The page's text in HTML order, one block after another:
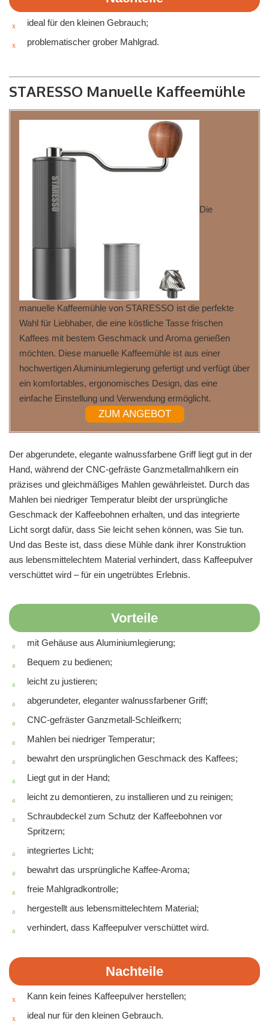
ideal für den kleinen Gebrauch;
problematischer grober Mahlgrad.
STARESSO Manuelle Kaffeemühle
Die
manuelle Kaffeemühle von STARESSO ist die perfekte
Wahl für Liebhaber, die eine köstliche Tasse frischen
Kaffees mit bestem Geschmack und Aroma genießen
möchten. Diese manuelle Kaffeemühle ist aus einer
hochwertigen Aluminiumlegierung gefertigt und verfügt über
ein komfortables, ergonomisches Design, das eine
einfache Einstellung und Verwendung ermöglicht.
ZUM ANGEBOT
Der abgerundete, elegante walnussfarbene Griff liegt gut in der
Hand, während der CNC-gefräste Ganzmetallmahlkern ein
präzises und gleichmäßiges Mahlen gewährleistet. Durch das
Mahlen bei niedriger Temperatur bleibt der ursprüngliche
Geschmack der Kaffeebohnen erhalten, und das integrierte
Licht sorgt dafür, dass Sie leicht sehen können, was Sie tun.
Und das Beste ist, dass diese Mühle dank ihrer Konstruktion
aus lebensmittelechtem Material verhindert, dass Kaffeepulver
verschüttet wird – für ein ungetrübtes Erlebnis.
Vorteile
mit Gehäuse aus Aluminiumlegierung;
Bequem zu bedienen;
leicht zu justieren;
abgerundeter, eleganter walnussfarbener Griff;
CNC-gefräster Ganzmetall-Schleifkern;
Mahlen bei niedriger Temperatur;
bewahrt den ursprünglichen Geschmack des Kaffees;
Liegt gut in der Hand;
leicht zu demontieren, zu installieren und zu reinigen;
Schraubdeckel zum Schutz der Kaffeebohnen vor
Spritzern;
integriertes Licht;
bewahrt das ursprüngliche Kaffee-Aroma;
freie Mahlgradkontrolle;
hergestellt aus lebensmittelechtem Material;
verhindert, dass Kaffeepulver verschüttet wird.
Nachteile
Kann kein feines Kaffeepulver herstellen;
ideal nur für den kleinen Gebrauch.